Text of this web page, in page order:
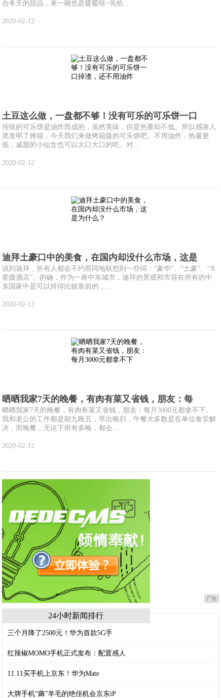
合冬天的甜品，来一碗也是暖暖哒~先给...
2020-02-12
土豆这么做，一盘都不够！没有可乐的可乐饼一口
传统的可乐饼是油炸而成的，虽然美味，但是热量却不低。所以感谢人
类发明了烤箱，今天我们来做烤箱版的可乐饼吧。不用油炸，热量更
低，减脂的小仙女也可以大口大口的吃。对...
2020-02-12
迪拜土豪口中的美食，在国内却没什么市场，这是
说到迪拜，所有人都会不约而同地联想到一些词：“豪华”、“土豪”、“X
星级酒店”。的确，作为一座中东城市，迪拜的景观和市容在所有的中
东国家中是可以排得比较靠前的，...
2020-02-12
晒晒我家7天的晚餐，有肉有菜又省钱，朋友：每
晒晒我家7天的晚餐，有肉有菜又省钱，朋友：每月3000元都拿不下。
我和老公的工作都是朝九晚五，早出晚归，午餐大多数是在单位食堂解
决，而晚餐，无论下班有多晚，都会...
2020-02-12
广告
24小时新闻排行
三个月降了2500元！华为首款5G手
红辣椒MOMO手机正式发布：配置感人
11.11买手机上京东！华为Mate
大牌手机“薅”羊毛的绝佳机会京东iP